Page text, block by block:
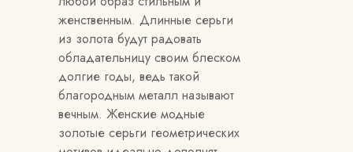
женственным. Длинные серьги
из золота будут радовать
обладательницу своим блеском
долгие годы, ведь такой
благородным металл называют
вечным. Женские модные
золотые серьги геометрических